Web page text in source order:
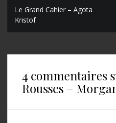
N
a
Le Grand Cahier – Agota
Kristof
4 commentaires
Rousses –